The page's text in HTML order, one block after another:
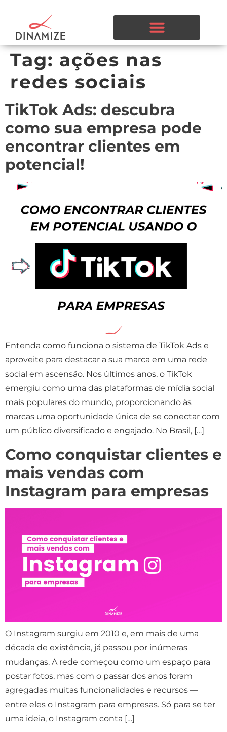
Tag: ações nas
redes sociais
TikTok Ads: descubra
como sua empresa pode
encontrar clientes em
potencial!
Entenda como funciona o sistema de TikTok Ads e
aproveite para destacar a sua marca em uma rede
social em ascensão. Nos últimos anos, o TikTok
emergiu como uma das plataformas de mídia social
mais populares do mundo, proporcionando às
marcas uma oportunidade única de se conectar com
um público diversificado e engajado. No Brasil, […]
Como conquistar clientes e
mais vendas com
Instagram para empresas
O Instagram surgiu em 2010 e, em mais de uma
década de existência, já passou por inúmeras
mudanças. A rede começou como um espaço para
postar fotos, mas com o passar dos anos foram
agregadas muitas funcionalidades e recursos —
entre eles o Instagram para empresas. Só para se ter
uma ideia, o Instagram conta […]